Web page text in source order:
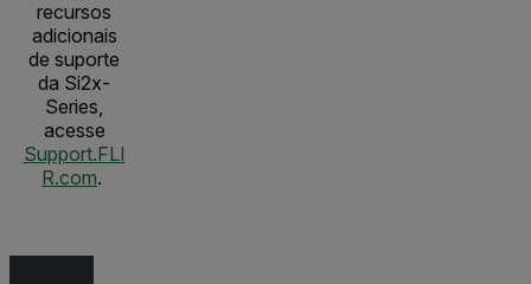
recursos
adicionais
de suporte
da Si2x-
Series,
acesse
Support.FLI
R.com.